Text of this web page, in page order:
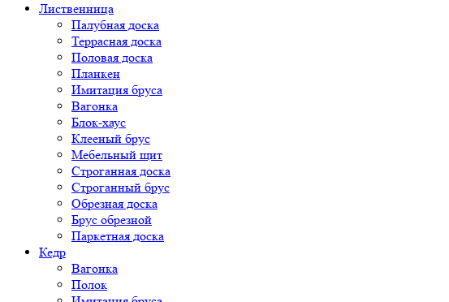
Лиственница
Палубная доска
Террасная доска
Половая доска
Планкен
Имитация бруса
Вагонка
Блок-хаус
Клееный брус
Мебельный щит
Строганная доска
Строганный брус
Обрезная доска
Брус обрезной
Паркетная доска
Кедр
Вагонка
Полок